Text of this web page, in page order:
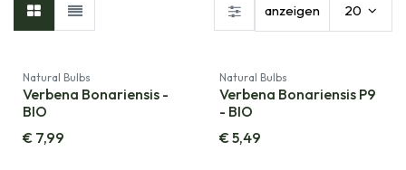
anzeigen 20
Natural Bulbs
Verbena Bonariensis -
BIO
€ 7,99
Natural Bulbs
Verbena Bonariensis P9
- BIO
€5,49